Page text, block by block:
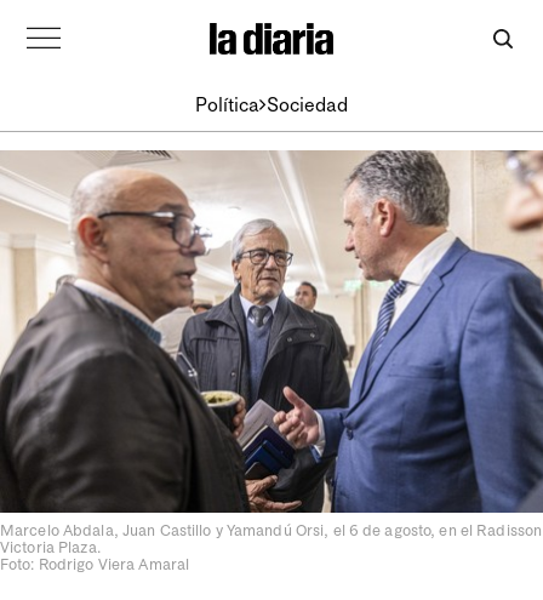
Política Sociedad
Marcelo Abdala, Juan Castillo y Yamandú Orsi, el 6 de agosto, en el Radisson
Victoria Plaza.
Foto: Rodrigo Viera Amaral